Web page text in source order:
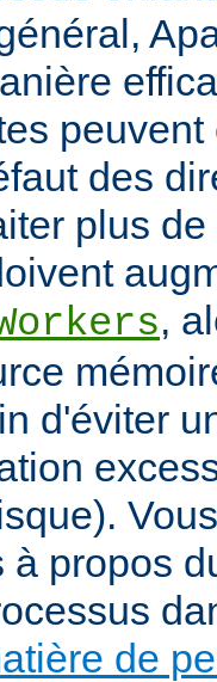
des
plus
,
d'éviter
à propos
de